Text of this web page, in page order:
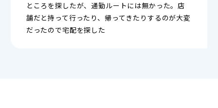
ところを探したが、通勤ルートには無かった。店
舗だと持って行ったり、帰ってきたりするのが大変
だったので宅配を探した